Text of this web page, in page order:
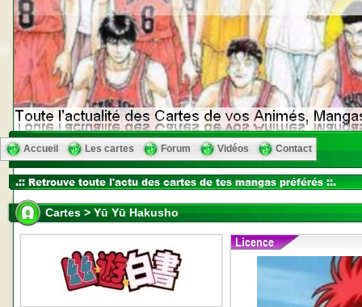
Accueil Les cartes Forum Vidéos Contact
Cartes > Yū Yū Hakusho